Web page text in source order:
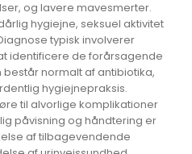
og lavere mavesmerter.
hygiejne, seksuel aktivitet
typisk involverer
identificere de forårsagende
normalt af antibiotika,
hygiejnepraksis.
til alvorlige komplikationer
påvisning og håndtering er
af tilbagevendende